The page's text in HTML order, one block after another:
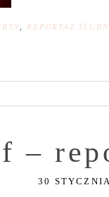
REPORTAŻ
30